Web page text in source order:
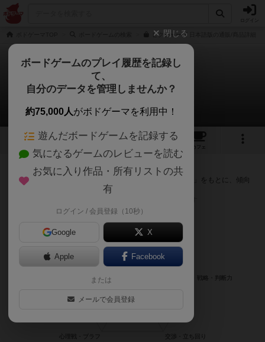
ピクチャーズ 日本語版の通販/商品詳細
ピクチャーズ
次のおすすめボードゲーム
21 3 25
カフェ
『ピクチャーズ』が好きな方へのおすすめ
このゲームのトップページで投票された「プレイ感の評価」をもとに、傾向
が近いボードゲームをランキング形式で紹介します。
閉じる
ボードゲームのプレイ履歴を記録し
て、
自分のデータを管理しませんか？
約75,000人がボドゲーマを利用中！
遊んだボードゲームを記録する
気になるゲームのレビューを読む
お気に入り作品・所有リストの共
有
ログイン / 会員登録（10秒）
Google X
Apple Facebook
または
メールで会員登録